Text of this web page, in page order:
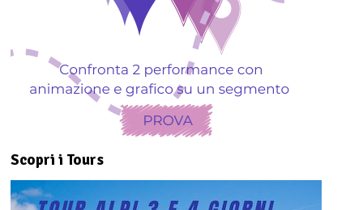
Scopri i Tours